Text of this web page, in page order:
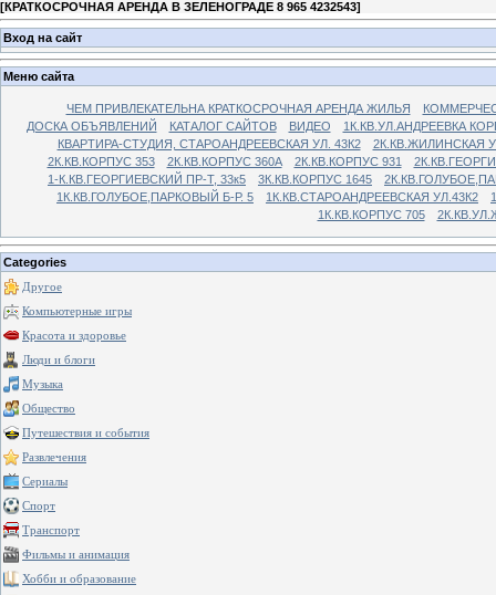
[КРАТКОСРОЧНАЯ АРЕНДА В ЗЕЛЕНОГРАДЕ 8 965 4232543]
Вход на сайт
Меню сайта
ЧЕМ ПРИВЛЕКАТЕЛЬНА КРАТКОСРОЧНАЯ АРЕНДА ЖИЛЬЯ
ДОСКА ОБЪЯВЛЕНИЙ
КАТАЛОГ САЙТОВ ВИДЕО
1К.КВ.УЛ.АНДРЕЕВКА
КВАРТИРА-СТУДИЯ, СТАРОАНДРЕЕВСКАЯ УЛ. 43К2
2К.КВ.ЖИЛИНСКАЯ
2К.КВ.КОРПУС 353
2К.КВ.КОРПУС 360А 2К.КВ.КОРПУС 931
1-К.КВ.ГЕОРГИЕВСКИЙ ПР-Т, 33к5
3К.КВ.КОРПУС 1645
1К.КВ.ГОЛУБОЕ,ПАРКОВЫЙ Б-Р. 5
1К.КВ.СТАРОАНДРЕЕВСКАЯ УЛ.43К2
1К.КВ.КОРПУС 705
Categories
Другое
Компьютерные игры
Красота и здоровье
Люди и блоги
Музыка
Общество
Путешествия и события
Развлечения
Сериалы
Спорт
Транспорт
Фильмы и анимация
Хобби и образование